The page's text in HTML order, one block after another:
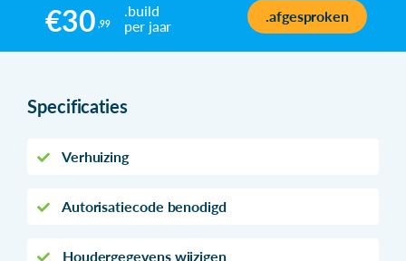
€30 ,99
.build
per jaar
.afgesproken
Specificaties
Verhuizing
Autorisatiecode benodigd
Houdergegevens wijzigen